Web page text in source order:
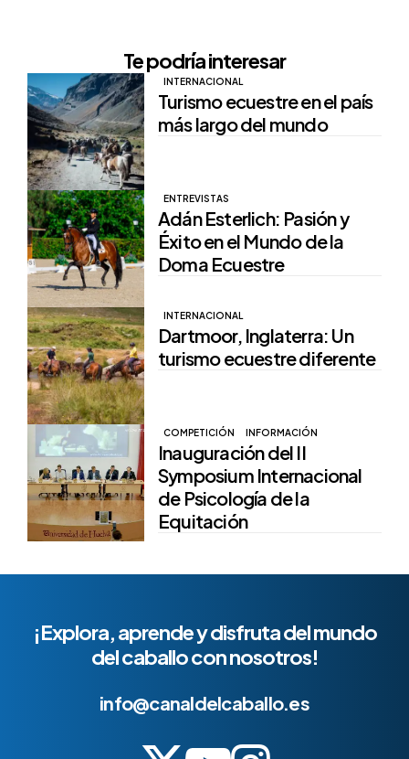
Te podría interesar
INTERNACIONAL
Turismo ecuestre en el país
más largo del mundo
ENTREVISTAS
Adán Esterlich: Pasión y
Éxito en el Mundo de la
Doma Ecuestre
INTERNACIONAL
Dartmoor, Inglaterra: Un
turismo ecuestre diferente
COMPETICIÓN INFORMACIÓN
Inauguración del II
Symposium Internacional
de Psicología de la
Equitación
¡Explora, aprende y disfruta del mundo
del caballo con nosotros!
info@canaldelcaballo.es